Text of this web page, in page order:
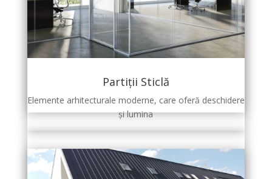
Partiții Sticlă
Elemente arhitecturale moderne, care oferă deschidere
și lumina